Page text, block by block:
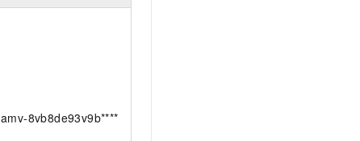
amv-8vb8de93v9b****